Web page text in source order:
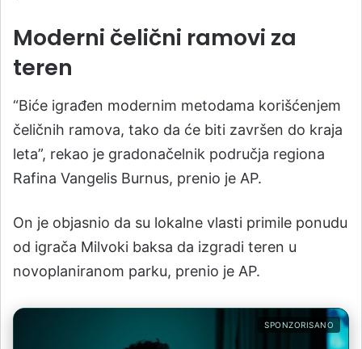
Moderni čelični ramovi za
teren
“Biće igrađen modernim metodama korišćenjem
čeličnih ramova, tako da će biti završen do kraja
leta”, rekao je gradonačelnik područja regiona
Rafina Vangelis Burnus, prenio je AP.
On je objasnio da su lokalne vlasti primile ponudu
od igrača Milvoki baksa da izgradi teren u
novoplaniranom parku, prenio je AP.
SPONZORISANO